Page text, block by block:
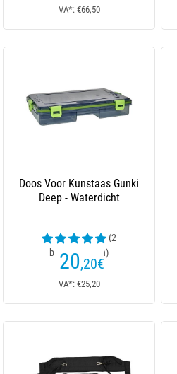
VA*: €66,50
Doos Voor Kunstaas Gunki
Deep - Waterdicht
(2
beoordelingen)
20,20€
VA*: €25,20